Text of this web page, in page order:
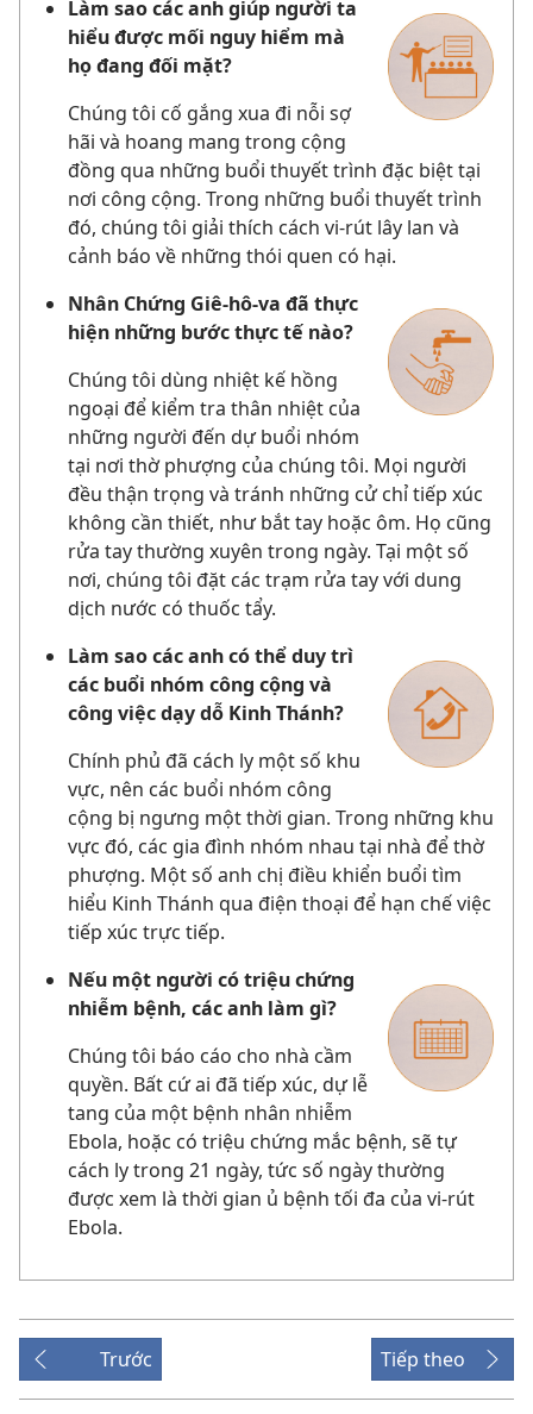
Làm sao các anh giúp người ta
hiểu được mối nguy hiểm mà
họ đang đối mặt?
Chúng tôi cố gắng xua đi nỗi sợ
hãi và hoang mang trong cộng
đồng qua những buổi thuyết trình đặc biệt tại
nơi công cộng. Trong những buổi thuyết trình
đó, chúng tôi giải thích cách vi-rút lây lan và
cảnh báo về những thói quen có hại.
Nhân Chứng Giê-hô-va đã thực
hiện những bước thực tế nào?
Chúng tôi dùng nhiệt kế hồng
ngoại để kiểm tra thân nhiệt của
những người đến dự buổi nhóm
tại nơi thờ phượng của chúng tôi. Mọi người
đều thận trọng và tránh những cử chỉ tiếp xúc
không cần thiết, như bắt tay hoặc ôm. Họ cũng
rửa tay thường xuyên trong ngày. Tại một số
nơi, chúng tôi đặt các trạm rửa tay với dung
dịch nước có thuốc tẩy.
Làm sao các anh có thể duy trì
các buổi nhóm công cộng và
công việc dạy dỗ Kinh Thánh?
Chính phủ đã cách ly một số khu
vực, nên các buổi nhóm công
cộng bị ngưng một thời gian. Trong những khu
vực đó, các gia đình nhóm nhau tại nhà để thờ
phượng. Một số anh chị điều khiển buổi tìm
hiểu Kinh Thánh qua điện thoại để hạn chế việc
tiếp xúc trực tiếp.
Nếu một người có triệu chứng
nhiễm bệnh, các anh làm gì?
Chúng tôi báo cáo cho nhà cầm
quyền. Bất cứ ai đã tiếp xúc, dự lễ
tang của một bệnh nhân nhiễm
Ebola, hoặc có triệu chứng mắc bệnh, sẽ tự
cách ly trong 21 ngày, tức số ngày thường
được xem là thời gian ủ bệnh tối đa của vi-rút
Ebola.
Trước Tiếp theo